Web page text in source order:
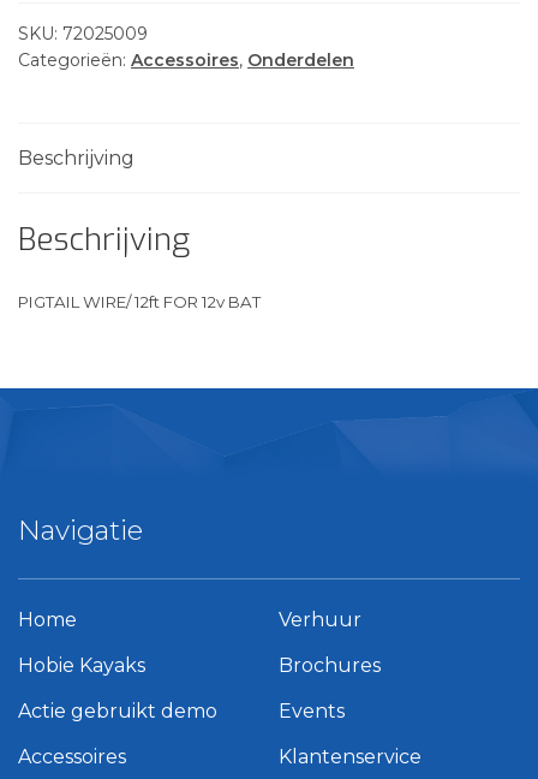
12v
BAT
SKU: 72025009
Categorieën: Accessoires, Onderdelen
Beschrijving
Beschrijving
PIGTAIL WIRE/ 12ft FOR 12v BAT
Navigatie
Home
Hobie Kayaks
Actie gebruikt demo
Accessoires
Verhuur
Brochures
Events
Klantenservice